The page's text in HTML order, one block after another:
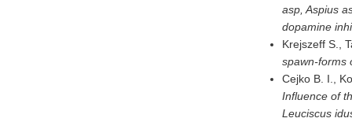
asp, Aspius
dopamine
Krejszeff S.,
spawn-forms
Cejko B. I.,
Influence of
Leuciscus